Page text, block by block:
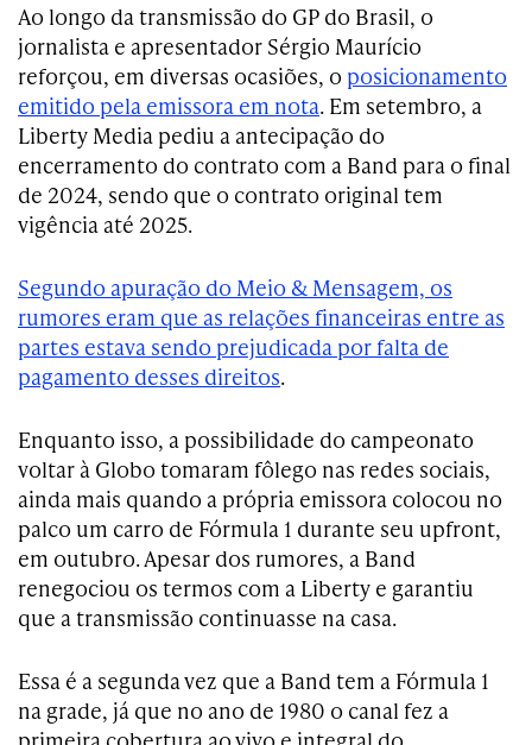
Ao longo da transmissão do GP do Brasil, o
jornalista e apresentador Sérgio Maurício
reforçou, em diversas ocasiões, o posicionamento
emitido pela emissora em nota. Em setembro, a
Liberty Media pediu a antecipação do
encerramento do contrato com a Band para o final
de 2024, sendo que o contrato original tem
vigência até 2025.
Segundo apuração do Meio & Mensagem, os
rumores eram que as relações financeiras entre as
partes estava sendo prejudicada por falta de
pagamento desses direitos.
Enquanto isso, a possibilidade do campeonato
voltar à Globo tomaram fôlego nas redes sociais,
ainda mais quando a própria emissora colocou no
palco um carro de Fórmula 1 durante seu upfront,
em outubro. Apesar dos rumores, a Band
renegociou os termos com a Liberty e garantiu
que a transmissão continuasse na casa.
Essa é a segunda vez que a Band tem a Fórmula 1
na grade, já que no ano de 1980 o canal fez a